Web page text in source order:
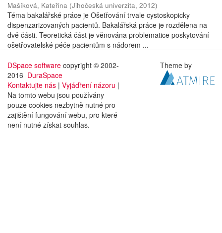
Mašíková, Kateřina (Jihočeská univerzita, 2012)
Téma bakalářské práce je Ošetřování trvale cystoskopicky
dispenzarizovaných pacientů. Bakalářská práce je rozdělena na
dvě části. Teoretická část je věnována problematice poskytování
ošetřovatelské péče pacientům s nádorem ...
DSpace software copyright © 2002-
2016 DuraSpace
Kontaktujte nás | Vyjádření názoru |
Na tomto webu jsou používány
pouze cookies nezbytně nutné pro
zajištění fungování webu, pro které
není nutné získat souhlas.
Theme by